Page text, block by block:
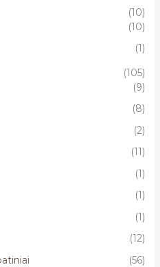
(10)
(10)
(1)
(105)
(9)
(8)
(2)
(11)
(1)
(1)
(1)
(12)
(56)